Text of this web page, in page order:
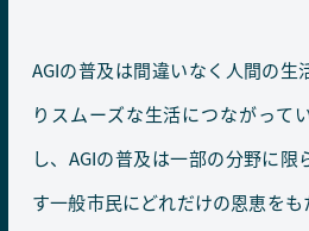
AGIの普及は間違いなく人間の生
りスムーズな生活につながって
し、AGIの普及は一部の分野に
す一般市民にどれだけの恩恵を